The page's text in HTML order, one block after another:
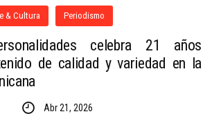
& Cultura Periodismo
celebra 21 años
de calidad y variedad en la
Abr 21, 2026